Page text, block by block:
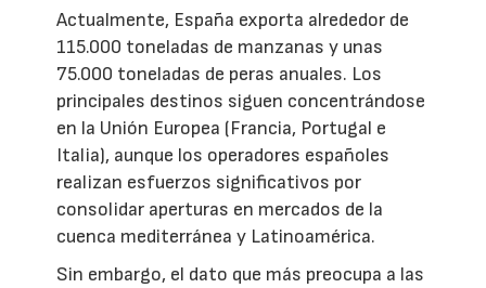
Actualmente, España exporta alrededor de
115.000 toneladas de manzanas y unas
75.000 toneladas de peras anuales. Los
principales destinos siguen concentrándose
en la Unión Europea (Francia, Portugal e
Italia), aunque los operadores españoles
realizan esfuerzos significativos por
consolidar aperturas en mercados de la
cuenca mediterránea y Latinoamérica.
Sin embargo, el dato que más preocupa a las